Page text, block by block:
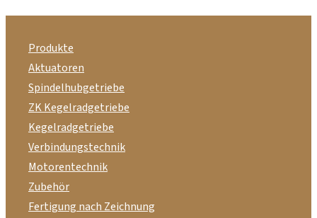
Produkte
Aktuatoren
Spindelhubgetriebe
ZK Kegelradgetriebe
Kegelradgetriebe
Verbindungstechnik
Motorentechnik
Zubehör
Fertigung nach Zeichnung